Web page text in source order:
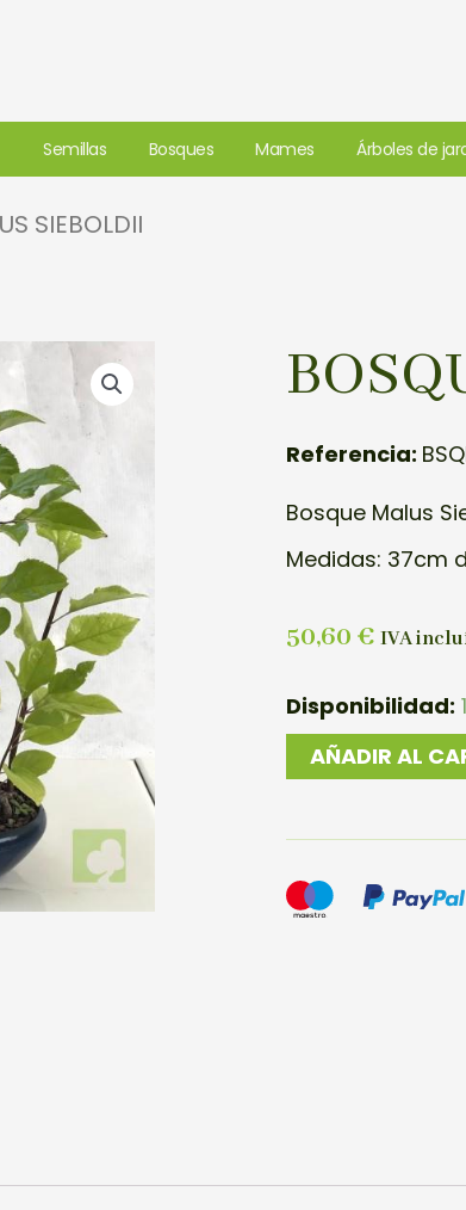
Semillas Bosques Mames Árboles de
SIEBOLDII
Referencia:
Bosque Malus
Medidas: 37cm
50,60€ IVA
Disponibilidad:
BOSQUE
MALUS
SIEBOLDII
AÑADIR AL